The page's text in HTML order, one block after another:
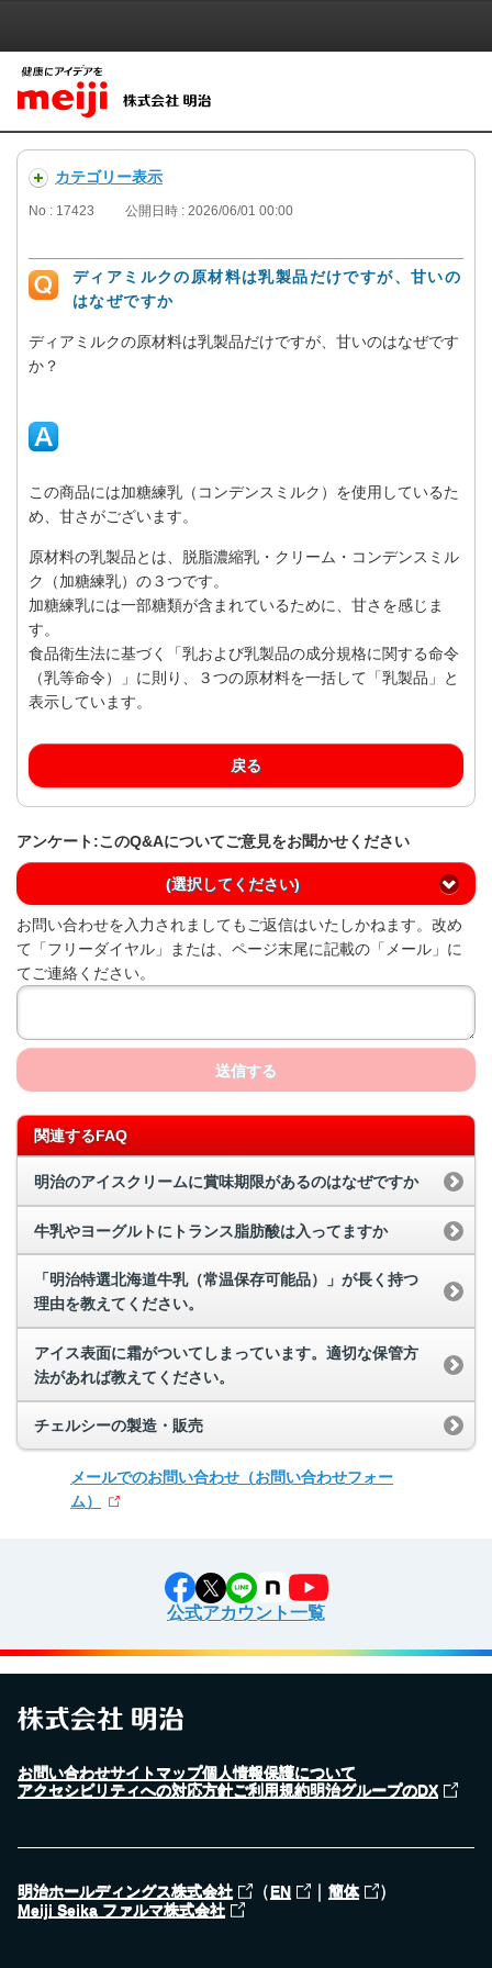
カテゴリー表示
No : 17423 公開日時 : 2026/06/01 00:00
ディアミルクの原材料は乳製品だけですが、甘いの
はなぜですか
ディアミルクの原材料は乳製品だけですが、甘いのはなぜです
か？
この商品には加糖練乳（コンデンスミルク）を使用しているた
め、甘さがございます。
原材料の乳製品とは、脱脂濃縮乳・クリーム・コンデンスミル
ク（加糖練乳）の３つです。
加糖練乳には一部糖類が含まれているために、甘さを感じま
す。
食品衛生法に基づく「乳および乳製品の成分規格に関する命令
（乳等命令）」に則り、３つの原材料を一括して「乳製品」と
表示しています。
戻る
アンケート:このQ&Aについてご意見をお聞かせください
(選択してください)
お問い合わせを入力されましてもご返信はいたしかねます。改め
て「フリーダイヤル」または、ページ末尾に記載の「メール」に
てご連絡ください。
送信する
関連するFAQ
明治のアイスクリームに賞味期限があるのはなぜですか
牛乳やヨーグルトにトランス脂肪酸は入ってますか
「明治特選北海道牛乳（常温保存可能品）」が長く持つ
理由を教えてください。
アイス表面に霜がついてしまっています。適切な保管方
法があれば教えてください。
チェルシーの製造・販売
メールでのお問い合わせ （お問い合わせフォー
ム）
公式アカウント一覧
お問い合わせサイトマップ個人情報保護について
アクセシビリティへの対応方針ご利用規約明治グループのDX
明治ホールディングス株式会社 （EN ｜ 簡体 ）
Meiji Seika ファルマ株式会社